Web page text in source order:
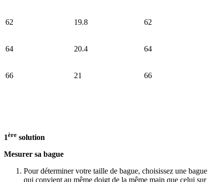
62 19.8 62
64 20.4 64
66 21 66
1ère solution
Mesurer sa bague
Pour déterminer votre taille de bague, choisissez une bague
qui convient au même doigt de la même main que celui sur